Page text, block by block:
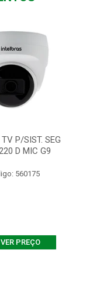
P/SIST. SEG
D MIC G9
560175
VER PREÇO